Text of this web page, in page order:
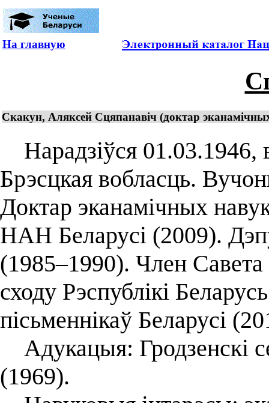
На главную
Скакун, Аляксей Сцяпанавіч (доктар
Нарадзіўся 01.03.1946,
Брэсцкая вобласць.
Доктар эканамічных
НАН Беларусі (2009).
(1985–1990). Член Савета
сходу Рэспублікі
пісьменнікаў Беларусі
Адукацыя: Гродзенскі
(1969).